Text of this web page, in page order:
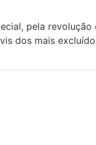
pela revolução
dos mais